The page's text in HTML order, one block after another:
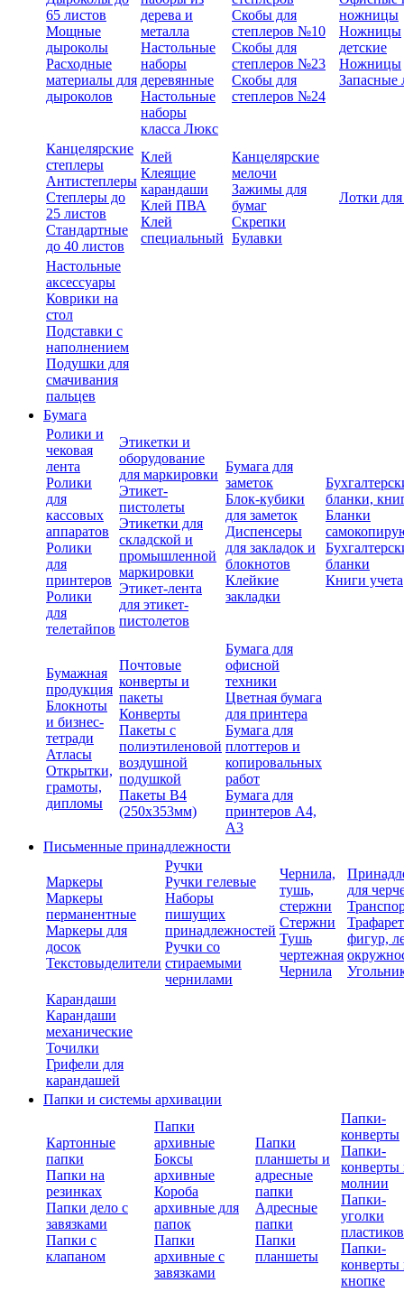
65 листов
Мощные
дыроколы
Расходные
материалы для
дыроколов
дерева и
металла
Настольные
наборы
деревянные
Настольные
наборы
класса Люкс
Скобы для
степлеров №10
Скобы для
степлеров №23
Скобы для
степлеров №24
ножницы
Ножницы
детские
Ножницы
Запасные
Канцелярские
степлеры
Антистеплеры
Степлеры до
25 листов
Стандартные
до 40 листов
Клей
Клеящие
карандаши
Клей ПВА
Клей
специальный
Канцелярские
мелочи
Зажимы для
бумаг
Скрепки
Булавки
Лотки
Настольные
аксессуары
Коврики на
стол
Подставки с
наполнением
Подушки для
смачивания
пальцев
Бумага
Ролики и
чековая
лента
Ролики
для
кассовых
аппаратов
Ролики
для
принтеров
Ролики
для
телетайпов
Этикетки и
оборудование
для маркировки
Этикет-
пистолеты
Этикетки для
складской и
промышленной
маркировки
Этикет-лента
для этикет-
пистолетов
Бумага для
заметок
Блок-кубики
для заметок
Диспенсеры
для закладок и
блокнотов
Клейкие
закладки
бланки,
Бланки
бланки
Книги учета
Бумажная
продукция
Блокноты
и бизнес-
тетради
Атласы
Открытки,
грамоты,
дипломы
Почтовые
конверты и
пакеты
Конверты
Пакеты с
полиэтиленовой
воздушной
подушкой
Пакеты В4
(250х353мм)
Бумага для
офисной
техники
Цветная бумага
для принтера
Бумага для
плоттеров и
копировальных
работ
Бумага для
принтеров А4,
А3
Письменные принадлежности
Маркеры
Маркеры
перманентные
Маркеры для
досок
Текстовыделители
Ручки
Ручки гелевые
Наборы
пишущих
принадлежностей
Ручки со
стираемыми
чернилами
Чернила,
тушь,
стержни
Стержни
Тушь
чертежная
Чернила
для
фигур,
Карандаши
Карандаши
механические
Точилки
Грифели для
карандашей
Папки и системы архивации
Картонные
папки
Папки на
резинках
Папки дело с
завязками
Папки с
клапаном
Папки
архивные
Боксы
архивные
Короба
архивные для
папок
Папки
архивные с
завязками
Папки
планшеты и
адресные
папки
Адресные
папки
Папки
планшеты
Папки-
конверты
Папки-
конверты
молнии
Папки-
уголки
Папки-
конверты
кнопке